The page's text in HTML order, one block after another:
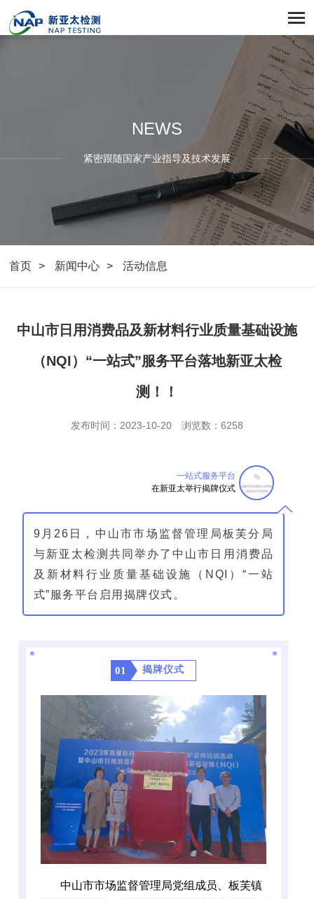
NEWS
紧密跟随国家产业指导及技术发展
首页 新闻中心 活动信息
中山市日用消费品及新材料行业质量基础设施
（NQI）“一站式”服务平台落地新亚太检
测！！
发布时间：2023-10-20 浏览数：6258
一站式服务平台
在新亚太举行揭牌仪式
9 月26 日，中山市市场监督管理局板芙分局
与新亚太检测共同举办了中山市日用消费品
及新材料行业质量基础设施（ NQI ）“一站
式”服务平台启用揭牌仪式。
01 揭牌仪式
中山市市场监督管理局党组成员、板芙镇